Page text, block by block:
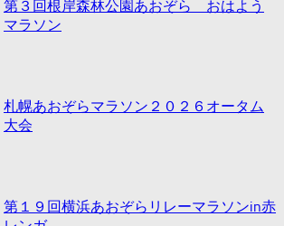
第３回根岸森林公園あおぞら おはよう
マラソン
札幌あおぞらマラソン２０２６オータム
大会
第１９回横浜あおぞらリレーマラソンin赤